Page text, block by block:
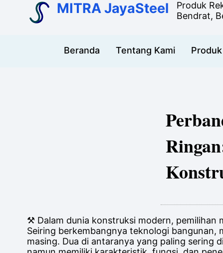
MITRA JayaSteel
Produk
Bendrat,
Beranda Tentang Kami Produk
⚒️ Dalam dunia konstruksi modern, pemilihan
Seiring berkembangnya teknologi bangunan,
masing. Dua di antaranya yang paling sering